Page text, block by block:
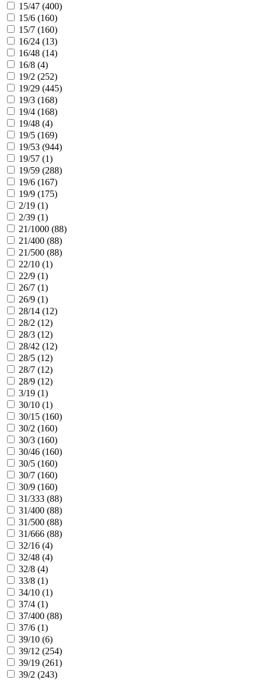
15/47 (400)
15/6 (160)
15/7 (160)
16/24 (13)
16/48 (14)
16/8 (4)
19/2 (252)
19/29 (445)
19/3 (168)
19/4 (168)
19/48 (4)
19/5 (169)
19/53 (944)
19/57 (1)
19/59 (288)
19/6 (167)
19/9 (175)
2/19 (1)
2/39 (1)
21/1000 (88)
21/400 (88)
21/500 (88)
22/10 (1)
22/9 (1)
26/7 (1)
26/9 (1)
28/14 (12)
28/2 (12)
28/3 (12)
28/42 (12)
28/5 (12)
28/7 (12)
28/9 (12)
3/19 (1)
30/10 (1)
30/15 (160)
30/2 (160)
30/3 (160)
30/46 (160)
30/5 (160)
30/7 (160)
30/9 (160)
31/333 (88)
31/400 (88)
31/500 (88)
31/666 (88)
32/16 (4)
32/48 (4)
32/8 (4)
33/8 (1)
34/10 (1)
37/4 (1)
37/400 (88)
37/6 (1)
39/10 (6)
39/12 (254)
39/19 (261)
39/2 (243)